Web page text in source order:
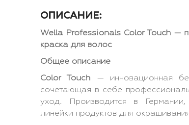
ОПИСАНИЕ:
Wella Professionals Color Touch —
краска для волос
Общее описание
Color Touch — инновационная
сочетающая в себе
уход. Производится в
линейки продуктов для